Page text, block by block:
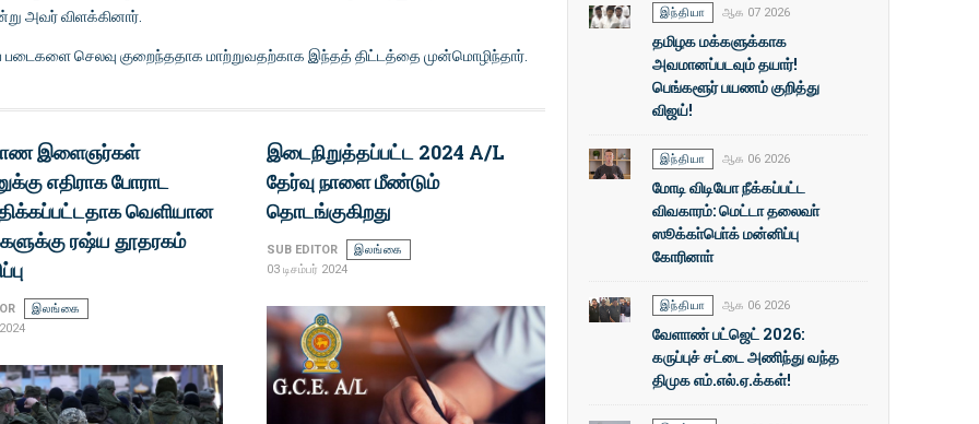
அவர் விளக்கினார்.
படைகளை செலவு குறைந்ததாக மாற்றுவதற்காக இந்தத் திட்டத்தை முன்மொழிந்தார்.
இளைஞர்கள்
எதிராக போராட
வெளியான
ரஷ்ய தூதரகம்
இலங்கை
இடைநிறுத்தப்பட்ட 2024 A/L
தேர்வு நாளை மீண்டும்
தொடங்குகிறது
SUB EDITOR
இலங்கை
03 டிசம்பர் 2024
இந்தியா ஆக 07 2026
தமிழக மக்களுக்காக
அவமானப்படவும் தயார்!
பெங்களூர் பயணம் குறித்து
விஜய்!
இந்தியா ஆக 06 2026
மோடி விடியோ நீக்கப்பட்ட
விவகாரம்: மெட்டா தலைவா்
ஸூக்கா்பொ்க் மன்னிப்பு
கோரினாா்
இந்தியா ஆக 06 2026
வேளாண் பட்ஜெட் 2026:
கருப்புச் சட்டை அணிந்து வந்த
திமுக எம்.எல்.ஏ.க்கள்!